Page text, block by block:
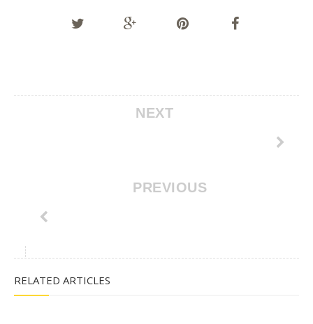
NEXT
PREVIOUS
RELATED ARTICLES